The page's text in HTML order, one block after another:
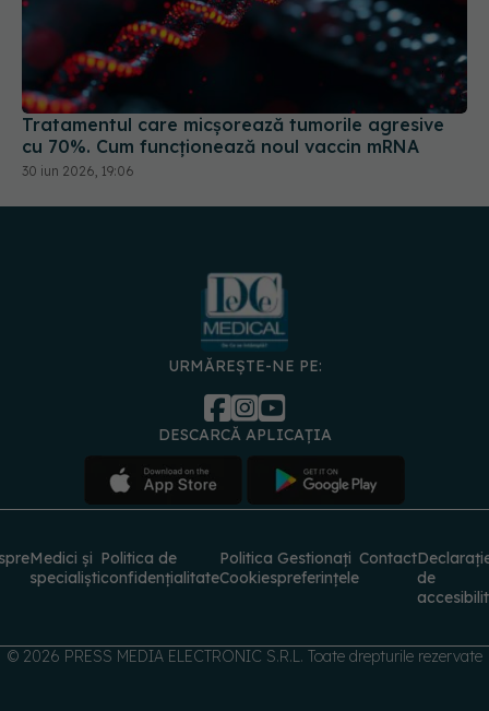
Tratamentul care micșorează tumorile agresive
cu 70%. Cum funcționează noul vaccin mRNA
30 iun 2026, 19:06
URMĂREȘTE-NE PE:
DESCARCĂ APLICAȚIA
Politica de
confidențialitate
Cookies
Gestionați
preferințele
© 2026 PRESS MEDIA ELECTRONIC S.R.L. Toate drepturile rezervate